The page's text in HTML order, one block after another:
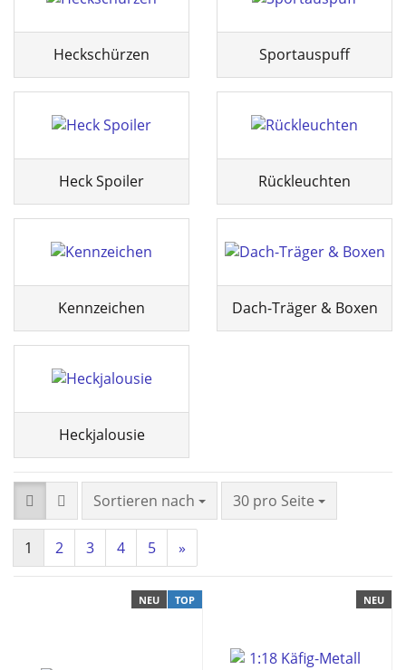
Heckschürzen Sportauspuff
Heck Spoiler Rückleuchten
Kennzeichen Dach-Träger & Boxen
Heckjalousie
Sortieren nach 30 pro Seite
1 2 3 4 5 »
NEU TOP NEU